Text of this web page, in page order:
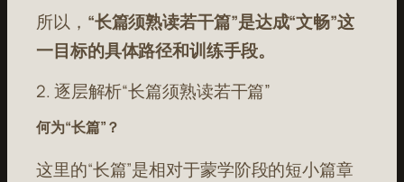
所以， “长篇须熟读若干篇”是达成“文畅”这
一目标的具体路径和训练手段。
2. 逐层解析“长篇须熟读若干篇”
何为“长篇”？
这里的“长篇”是相对于蒙学阶段的短小篇章